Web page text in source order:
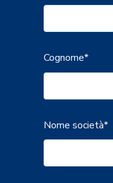
Cognome*
Nome società*